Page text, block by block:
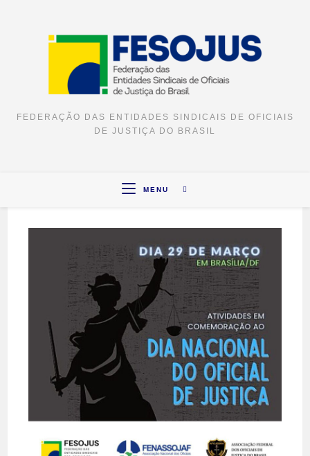
FEDERAÇÃO DAS ENTIDADES SINDICAIS DE OFICIAIS
DE JUSTIÇA DO BRASIL
MENU